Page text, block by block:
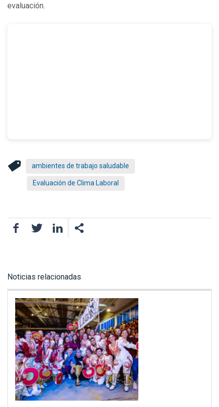
evaluación.
ambientes de trabajo saludable
Evaluación de Clima Laboral
FacebookTwitterLinkedIn
Noticias relacionadas